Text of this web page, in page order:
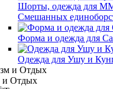
Шорты, одежда для
Смешанных
Форма и одежда для
Одежда для Ушу и
и Отдых